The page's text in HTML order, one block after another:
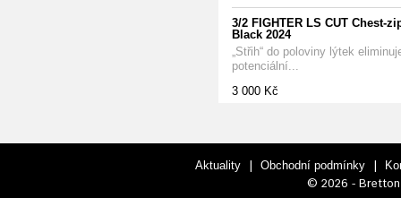
3/2 FIGHTER LS CUT Chest-
Black 2024
„Střih“ do poloviny lýtek
potenciální...
3 000 Kč
Aktuality | Obchodní podmínky |
© 2026 - Bretton